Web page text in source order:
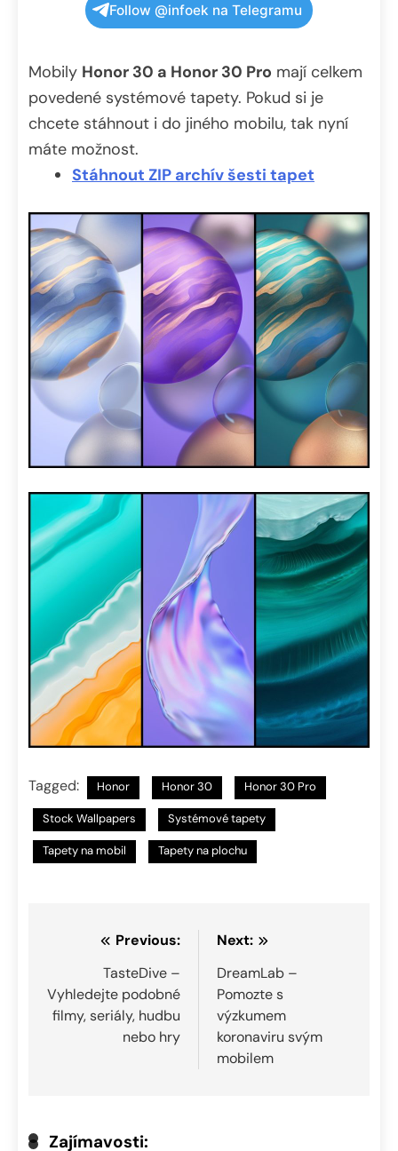
Follow @infoek na Telegramu
Mobily Honor 30 a Honor 30 Pro mají celkem
povedené systémové tapety. Pokud si je
chcete stáhnout i do jiného mobilu, tak nyní
máte možnost.
Stáhnout ZIP archív šesti tapet
Tagged: Honor Honor 30 Honor 30 Pro
Stock Wallpapers Systémové tapety
Tapety na mobil Tapety na plochu
Navigace
příspěvek
Previous:
TasteDive –
Vyhledejte podobné
filmy, seriály, hudbu
nebo hry
Next:
DreamLab –
Pomozte s
výzkumem
koronaviru svým
mobilem
Zajímavosti: